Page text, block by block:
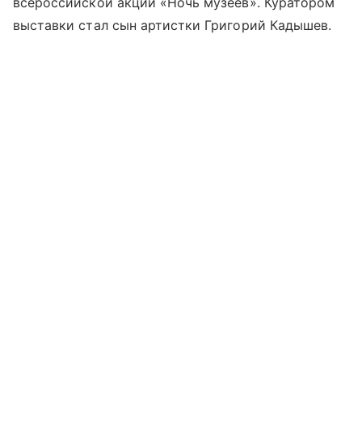
выставки стал сын артистки Григорий Кадышев.